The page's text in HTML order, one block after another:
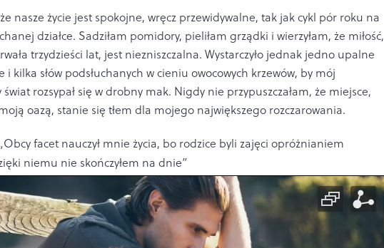
nasze życie jest spokojne, wręcz przewidywalne, tak jak cykl pór roku na
działce. Sadziłam pomidory, pieliłam grządki i wierzyłam, że miłość,
trzydzieści lat, jest niezniszczalna. Wystarczyło jednak jedno upalne
i kilka słów podsłuchanych w cieniu owocowych krzewów, by mój
świat rozsypał się w drobny mak. Nigdy nie przypuszczałam, że miejsce,
oazą, stanie się tłem dla mojego największego rozczarowania.
„Obcy facet nauczył mnie życia, bo rodzice byli zajęci opróżnianiem
niemu nie skończyłem na dnie”